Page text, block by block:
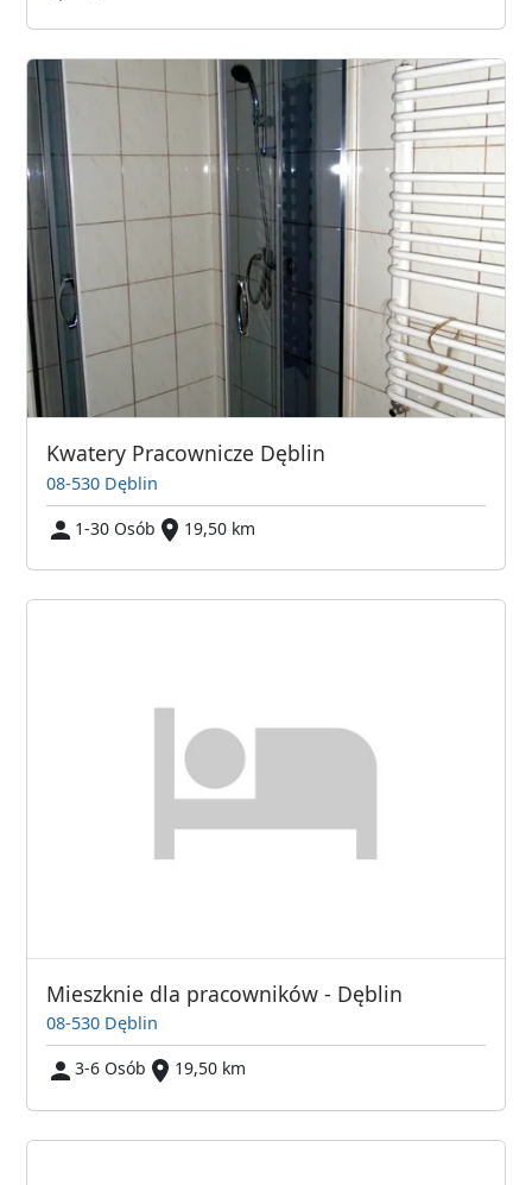
Kwatery Pracownicze Dęblin
08-530 Dęblin
1-30 Osób
19,50 km
Mieszknie dla pracowników - Dęblin
08-530 Dęblin
3-6 Osób
19,50 km